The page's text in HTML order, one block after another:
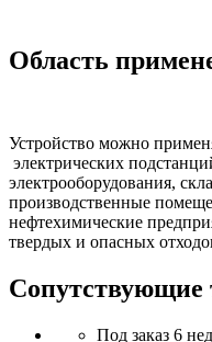
Область
Устройство можно
электрических
электрооборудования,
производственные
нефтехимические
твердых и опасных
Сопутствующие
Под заказ 6